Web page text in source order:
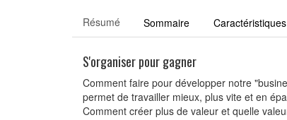
Résumé Sommaire Caractéristiques
S'organiser pour gagner
Comment faire pour développer notre
permet de travailler mieux, plus vite et en
Comment créer plus de valeur et quelle